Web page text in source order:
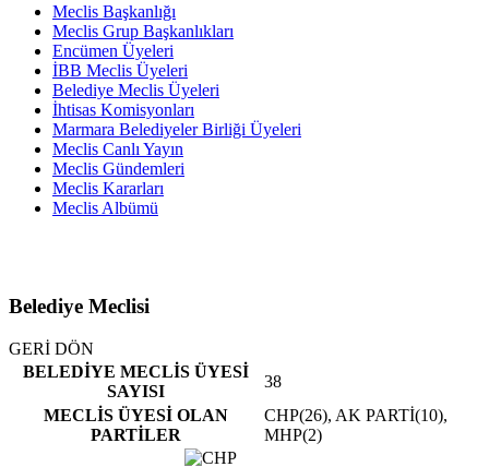
Meclis Başkanlığı
Meclis Grup Başkanlıkları
Encümen Üyeleri
İBB Meclis Üyeleri
Belediye Meclis Üyeleri
İhtisas Komisyonları
Marmara Belediyeler Birliği Üyeleri
Meclis Canlı Yayın
Meclis Gündemleri
Meclis Kararları
Meclis Albümü
Belediye Meclisi
GERİ DÖN
BELEDİYE MECLİS ÜYESİ
SAYISI
38
MECLİS ÜYESİ OLAN
PARTİLER
CHP(26), AK PARTİ(10),
MHP(2)